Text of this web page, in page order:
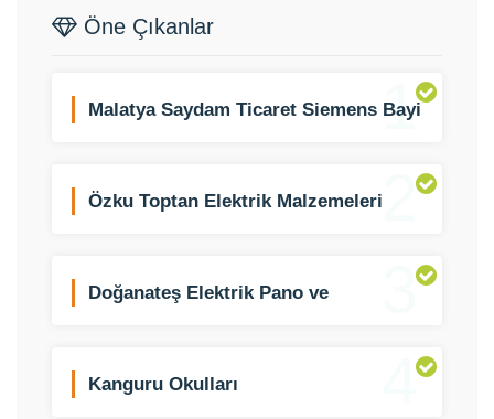
Öne Çıkanlar
1
Malatya Saydam Ticaret Siemens Bayi
2
Özku Toptan Elektrik Malzemeleri
3
Doğanateş Elektrik Pano ve
4
Kanguru Okulları